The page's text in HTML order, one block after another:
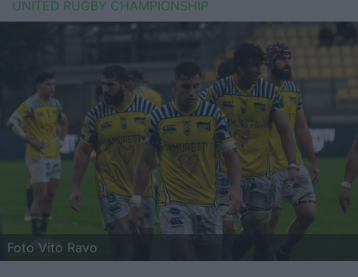
FIR
6 Nazioni
United Rugby Championship
Top14
Premiership
Champions Cup
UNITED RUGBY CHAMPIONSHIP
Foto Vito Ravo